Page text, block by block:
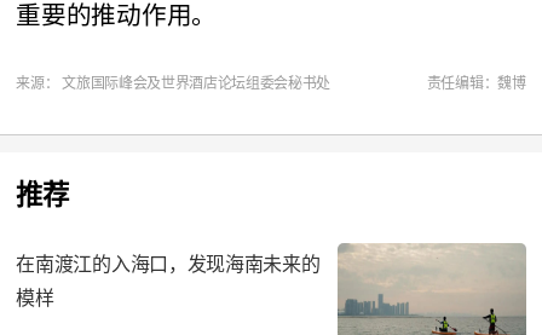
重要的推动作用。
来源： 文旅国际峰会及世界酒店论坛组委会秘书处 责任编辑：魏博
推荐
在南渡江的入海口，发现海南未来的
模样